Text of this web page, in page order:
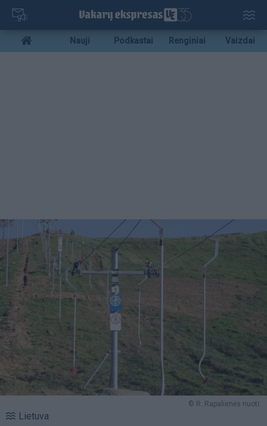
Pereiti
pagrindinį
turinį
Mobile
menu
Nauji Podkastai Renginiai Vaizdai
© R. Rapalienės nuotr.
Lietuva